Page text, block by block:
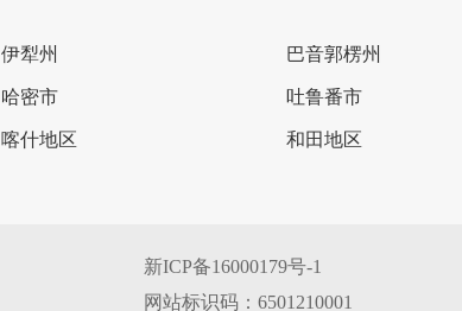
伊犁州 巴音郭楞州
哈密市 吐鲁番市
喀什地区 和田地区
新ICP备16000179号-1
网站标识码：6501210001